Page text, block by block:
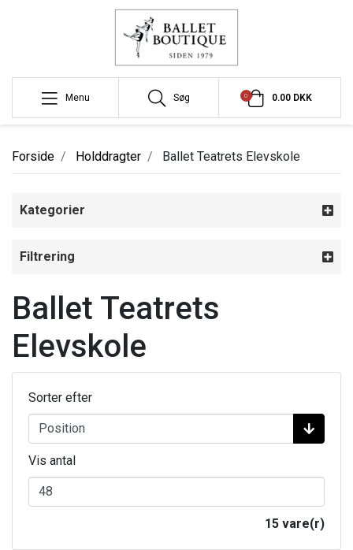
Menu Søg 0 0.00 DKK
Forside Holddragter Ballet Teatrets Elevskole
Kategorier
Filtrering
Ballet Teatrets
Elevskole
Sorter efter
Vis antal
15 vare(r)